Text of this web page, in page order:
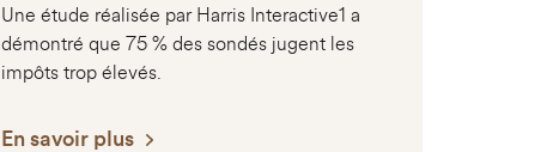
Une étude réalisée par Harris Interactive1 a
démontré que 75 % des sondés jugent les
impôts trop élevés.
En savoir plus